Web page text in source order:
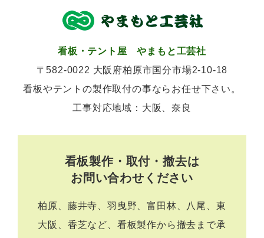
看板・テント屋 やまもと工芸社
〒582-0022 大阪府柏原市国分市場2-10-18
看板やテントの製作取付の事ならお任せ下さい。
工事対応地域：大阪、奈良
看板製作・取付・撤去は
お問い合わせください
柏原、藤井寺、羽曳野、富田林、八尾、東
大阪、香芝など、看板製作から撤去まで承